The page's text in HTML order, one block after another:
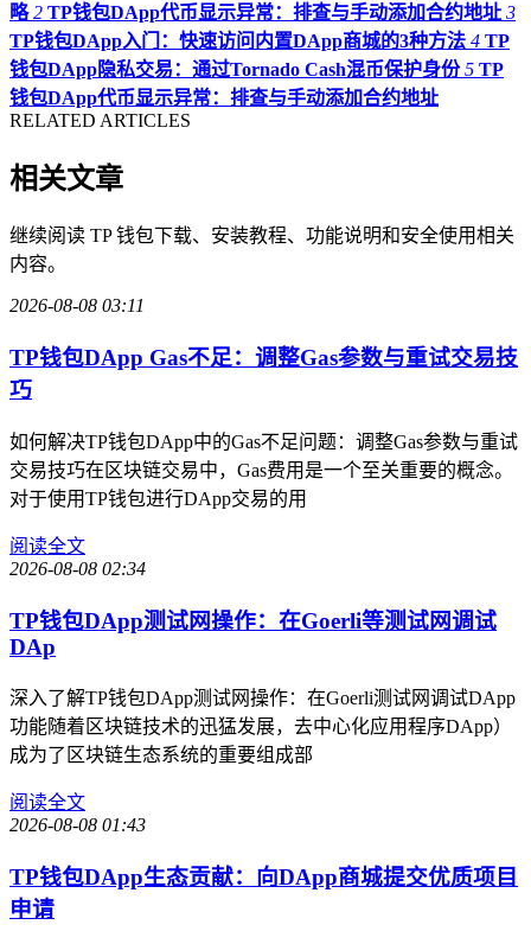
略 2 TP钱包DApp代币显示异常：排查与手动添加合约地址 3
TP钱包DApp入门：快速访问内置DApp商城的3种方法 4 TP
钱包DApp隐私交易：通过Tornado Cash混币保护身份 5 TP
钱包DApp代币显示异常：排查与手动添加合约地址
RELATED ARTICLES
相关文章
继续阅读 TP 钱包下载、安装教程、功能说明和安全使用相关
内容。
2026-08-08 03:11
TP钱包DApp Gas不足：调整Gas参数与重试交易技
巧
如何解决TP钱包DApp中的Gas不足问题：调整Gas参数与重试
交易技巧在区块链交易中，Gas费用是一个至关重要的概念。
对于使用TP钱包进行DApp交易的用
阅读全文
2026-08-08 02:34
TP钱包DApp测试网操作：在Goerli等测试网调试
DAp
深入了解TP钱包DApp测试网操作：在Goerli测试网调试DApp
功能随着区块链技术的迅猛发展，去中心化应用程序DApp）
成为了区块链生态系统的重要组成部
阅读全文
2026-08-08 01:43
TP钱包DApp生态贡献：向DApp商城提交优质项目
申请